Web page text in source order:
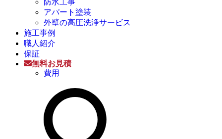
防水工事
アパート塗装
外壁の高圧洗浄サービス
施工事例
職人紹介
保証
無料お見積
費用